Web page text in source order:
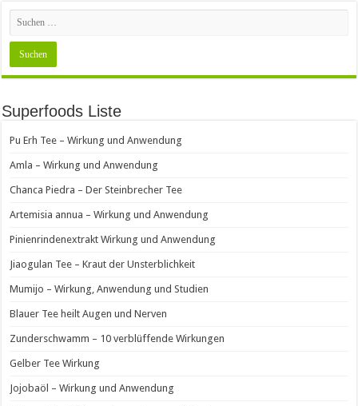
Superfoods Liste
Pu Erh Tee – Wirkung und Anwendung
Amla – Wirkung und Anwendung
Chanca Piedra – Der Steinbrecher Tee
Artemisia annua – Wirkung und Anwendung
Pinienrindenextrakt Wirkung und Anwendung
Jiaogulan Tee – Kraut der Unsterblichkeit
Mumijo – Wirkung, Anwendung und Studien
Blauer Tee heilt Augen und Nerven
Zunderschwamm – 10 verblüffende Wirkungen
Gelber Tee Wirkung
Jojobaöl – Wirkung und Anwendung